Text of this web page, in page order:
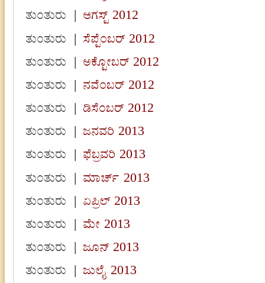
ತುಂತುರು
|ಆಗಸ್ಟ್ 2012
ತುಂತುರು
|ಸೆಪ್ಟೆಂಬರ್ 2012
ತುಂತುರು
|ಅಕ್ಟೋಬರ್ 2012
ತುಂತುರು
|ನವೆಂಬರ್ 2012
ತುಂತುರು
|ಡಿಸೆಂಬರ್ 2012
ತುಂತುರು
|ಜನವರಿ 2013
ತುಂತುರು
|ಫೆಬ್ರವರಿ 2013
ತುಂತುರು
|ಮಾರ್ಚ್ 2013
ತುಂತುರು
|ಏಪ್ರಿಲ್ 2013
ತುಂತುರು
|ಮೇ 2013
ತುಂತುರು
|ಜೂನ್ 2013
ತುಂತುರು
|ಜುಲೈ 2013